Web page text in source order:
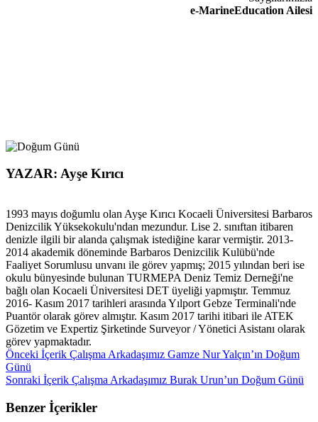
e-MarineEducation Ailesi
YAZAR: Ayşe Kırıcı
1993 mayıs doğumlu olan Ayşe Kırıcı Kocaeli Üniversitesi Barbaros
Denizcilik Yüksekokulu'ndan mezundur. Lise 2. sınıftan itibaren
denizle ilgili bir alanda çalışmak istediğine karar vermiştir. 2013-
2014 akademik döneminde Barbaros Denizcilik Kulübü'nde
Faaliyet Sorumlusu unvanı ile görev yapmış; 2015 yılından beri ise
okulu bünyesinde bulunan TURMEPA Deniz Temiz Derneği'ne
bağlı olan Kocaeli Üniversitesi DET üyeliği yapmıştır. Temmuz
2016- Kasım 2017 tarihleri arasında Yılport Gebze Terminali'nde
Puantör olarak görev almıştır. Kasım 2017 tarihi itibari ile ATEK
Gözetim ve Expertiz Şirketinde Surveyor / Yönetici Asistanı olarak
görev yapmaktadır.
Önceki İçerik Çalışma Arkadaşımız Gamze Nur Yalçın’ın Doğum
Günü
Sonraki İçerik Çalışma Arkadaşımız Burak Urun’un Doğum Günü
Benzer İçerikler